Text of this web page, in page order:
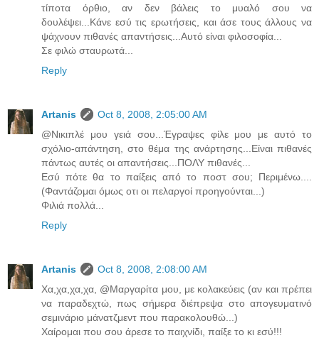
τίποτα όρθιο, αν δεν βάλεις το μυαλό σου να
δουλέψει...Κάνε εσύ τις ερωτήσεις, και άσε τους άλλους να
ψάχνουν πιθανές απαντήσεις...Αυτό είναι φιλοσοφία...
Σε φιλώ σταυρωτά...
Reply
Artanis
Oct 8, 2008, 2:05:00 AM
@Νικιπλέ μου γειά σου...Έγραψες φίλε μου με αυτό το
σχόλιο-απάντηση, στο θέμα της ανάρτησης...Είναι πιθανές
πάντως αυτές οι απαντήσεις...ΠΟΛΥ πιθανές...
Εσύ πότε θα το παίξεις από το ποστ σου; Περιμένω....
(Φαντάζομαι όμως οτι οι πελαργοί προηγούνται...)
Φιλιά πολλά...
Reply
Artanis
Oct 8, 2008, 2:08:00 AM
Χα,χα,χα,χα, @Μαργαρίτα μου, με κολακεύεις (αν και πρέπει
να παραδεχτώ, πως σήμερα διέπρεψα στο απογευματινό
σεμινάριο μάνατζμεντ που παρακολουθώ...)
Χαίρομαι που σου άρεσε το παιχνίδι, παίξε το κι εσύ!!!